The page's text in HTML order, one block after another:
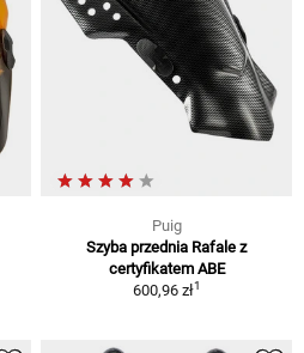
Puig
Szyba przednia Rafale z
certyfikatem ABE
600,96 zł1